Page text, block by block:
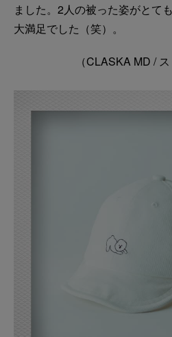
ました。2人の被った姿がとて
大満足でした（笑）。
（CLASKA MD /